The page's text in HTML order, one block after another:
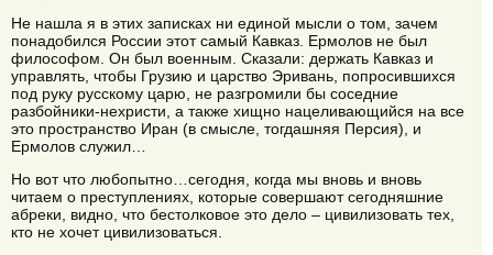
Не нашла я в этих записках ни единой мысли о том, зачем
понадобился России этот самый Кавказ. Ермолов не был
философом. Он был военным. Сказали: держать Кавказ и
управлять, чтобы Грузию и царство Эривань, попросившихся
под руку русскому царю, не разгромили бы соседние
разбойники-нехристи, а также хищно нацеливающийся на все
это пространство Иран (в смысле, тогдашняя Персия), и
Ермолов служил…
Но вот что любопытно…сегодня, когда мы вновь и вновь
читаем о преступлениях, которые совершают сегодняшние
абреки, видно, что бестолковое это дело – цивилизовать тех,
кто не хочет цивилизоваться.